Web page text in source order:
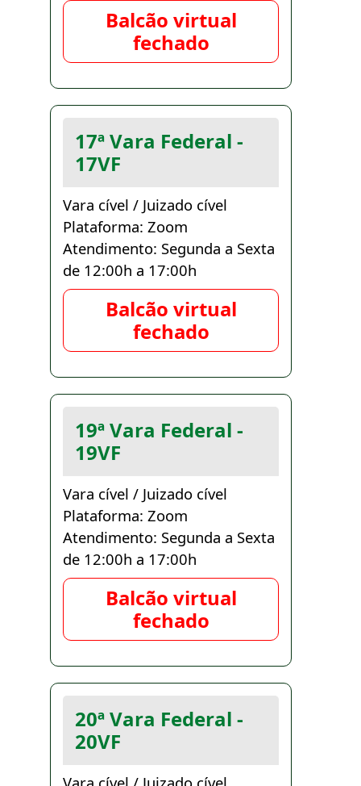
Balcão virtual
fechado
17ª Vara Federal -
17VF
Vara cível / Juizado cível
Plataforma: Zoom
Atendimento: Segunda a Sexta
de 12:00h a 17:00h
Balcão virtual
fechado
19ª Vara Federal -
19VF
Vara cível / Juizado cível
Plataforma: Zoom
Atendimento: Segunda a Sexta
de 12:00h a 17:00h
Balcão virtual
fechado
20ª Vara Federal -
20VF